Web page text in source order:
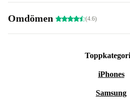
Omdömen (4.6)
iPhones
Samsung